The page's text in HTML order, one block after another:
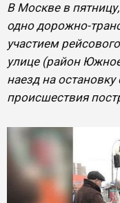
В Москве в
одно дорожно-
участием
улице (район
наезд на
происшествия